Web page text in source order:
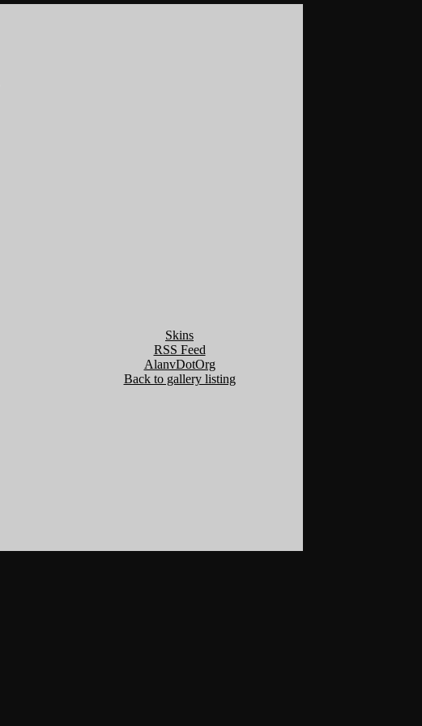
Skins
RSS Feed
AlanvDotOrg
Back to gallery listing